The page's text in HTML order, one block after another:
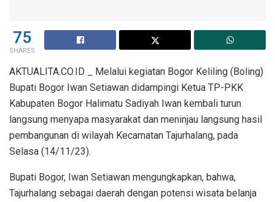
75
SHARES
AKTUALITA.CO.ID _ Melalui kegiatan Bogor Keliling (Boling)
Bupati Bogor Iwan Setiawan didampingi Ketua TP-PKK
Kabupaten Bogor Halimatu Sadiyah Iwan kembali turun
langsung menyapa masyarakat dan meninjau langsung hasil
pembangunan di wilayah Kecamatan Tajurhalang, pada
Selasa (14/11/23).
Bupati Bogor, Iwan Setiawan mengungkapkan, bahwa,
Tajurhalang sebagai daerah dengan potensi wisata belanja